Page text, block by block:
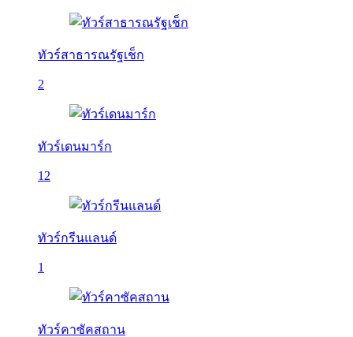
ทัวร์สาธารณรัฐเช็ก
2
ทัวร์เดนมาร์ก
12
ทัวร์กรีนแลนด์
1
ทัวร์คาซัคสถาน